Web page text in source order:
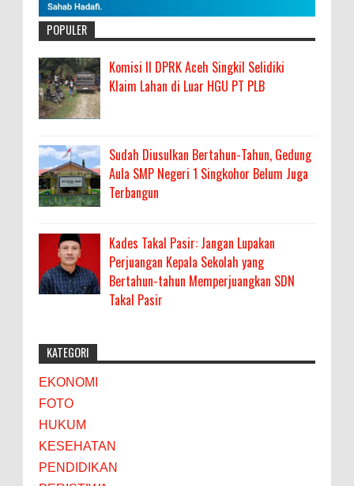
POPULER
Komisi II DPRK Aceh Singkil Selidiki
Klaim Lahan di Luar HGU PT PLB
Sudah Diusulkan Bertahun-Tahun, Gedung
Aula SMP Negeri 1 Singkohor Belum Juga
Terbangun
Kades Takal Pasir: Jangan Lupakan
Perjuangan Kepala Sekolah yang
Bertahun-tahun Memperjuangkan SDN
Takal Pasir
KATEGORI
EKONOMI
FOTO
HUKUM
KESEHATAN
PENDIDIKAN